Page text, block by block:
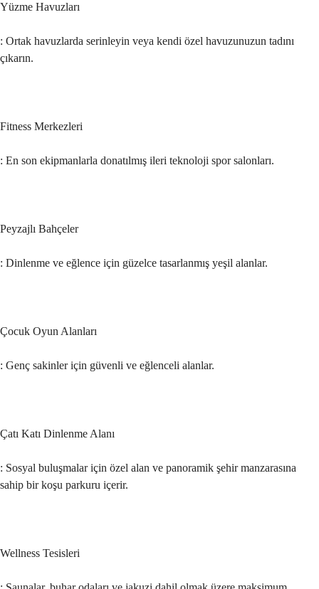
Yüzme Havuzları
: Ortak havuzlarda serinleyin veya kendi özel havuzunuzun tadını
çıkarın.
Fitness Merkezleri
: En son ekipmanlarla donatılmış ileri teknoloji spor salonları.
Peyzajlı Bahçeler
: Dinlenme ve eğlence için güzelce tasarlanmış yeşil alanlar.
Çocuk Oyun Alanları
: Genç sakinler için güvenli ve eğlenceli alanlar.
Çatı Katı Dinlenme Alanı
: Sosyal buluşmalar için özel alan ve panoramik şehir manzarasına
sahip bir koşu parkuru içerir.
Wellness Tesisleri